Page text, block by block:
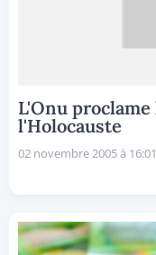
L'Onu
l'Holocauste
02 novembre 2005 à 16:01